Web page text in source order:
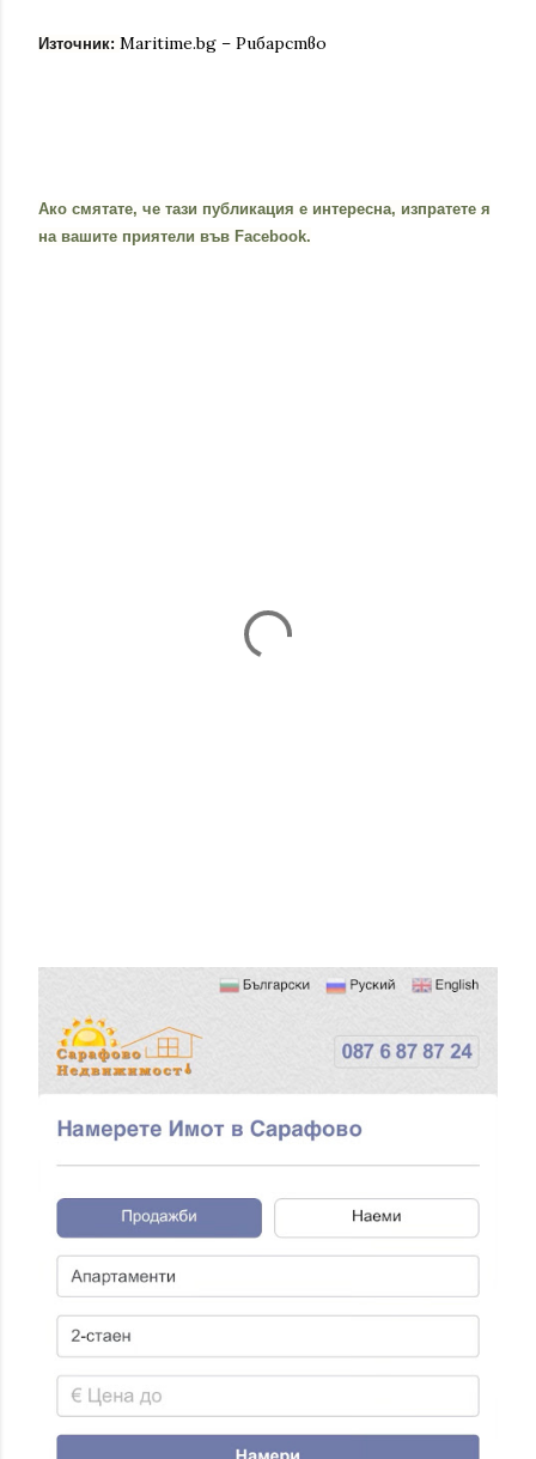
Източник: Maritime.bg – Рибарство
Ако смятате, че тази публикация е интересна, изпратете я
на вашите приятели във Facebook.